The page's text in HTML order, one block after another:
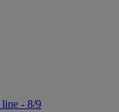
line - 8/9